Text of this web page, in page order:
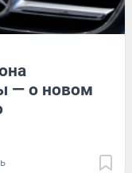
— о новом